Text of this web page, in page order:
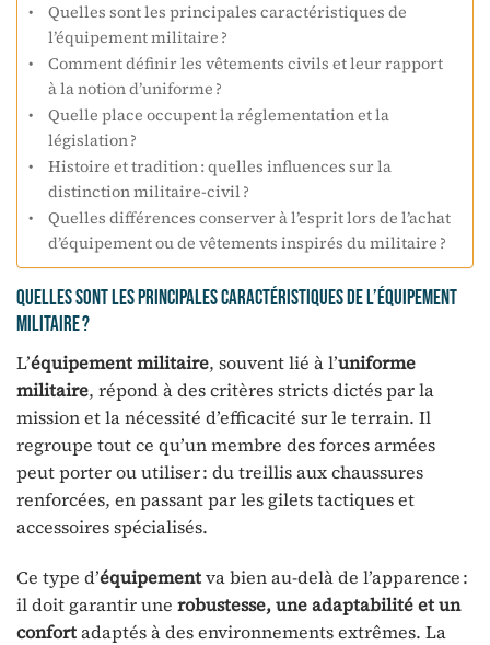
Quelles sont les principales caractéristiques de
l’équipement militaire ?
Comment définir les vêtements civils et leur rapport
à la notion d’uniforme ?
Quelle place occupent la réglementation et la
législation ?
Histoire et tradition : quelles influences sur la
distinction militaire-civil ?
Quelles différences conserver à l’esprit lors de l’achat
d’équipement ou de vêtements inspirés du militaire ?
Quelles sont les principales caractéristiques de l’équipement
militaire ?
L’équipement militaire, souvent lié à l’uniforme
militaire, répond à des critères stricts dictés par la
mission et la nécessité d’efficacité sur le terrain. Il
regroupe tout ce qu’un membre des forces armées
peut porter ou utiliser : du treillis aux chaussures
renforcées, en passant par les gilets tactiques et
accessoires spécialisés.
Ce type d’équipementva bien au-delà de l’apparence :
il doit garantir une robustesse, une adaptabilité et un
confortadaptés à des environnements extrêmes. La